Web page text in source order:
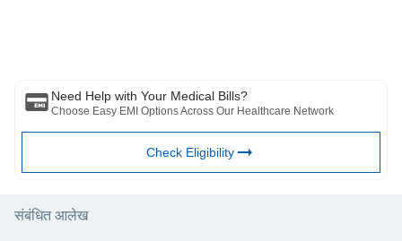
Need Help with Your Medical Bills?
Choose Easy EMI Options Across Our Healthcare Network
Check Eligibility
संबंधित आलेख